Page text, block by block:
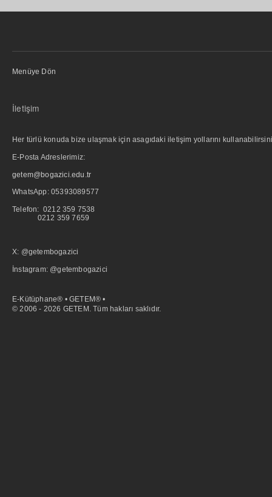
Menüye Dön
İletişim
Her türlü konuda bize ulaşmak için asagıdaki iletişim yollarını
E-Posta Adreslerimiz:
getem@bogazici.edu.tr
WhatsApp: 05393089577
Telefon: 0212 359 7538
0212 359 7659
X: @getembogazici
İnstagram: @getembogazici
E-Kütüphane® • GETEM® •
© 2006 - 2026 GETEM. Tüm hakları saklıdır.